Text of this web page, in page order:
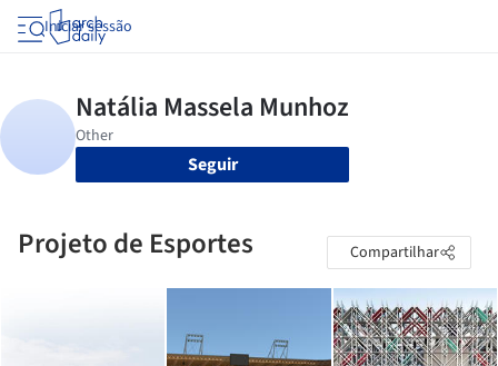
Iniciar sessão
Seguir
Projeto de Esportes Compartilhar